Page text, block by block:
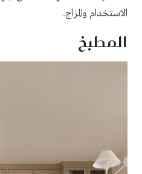
الاستخدام والمزاج.
المطبخ